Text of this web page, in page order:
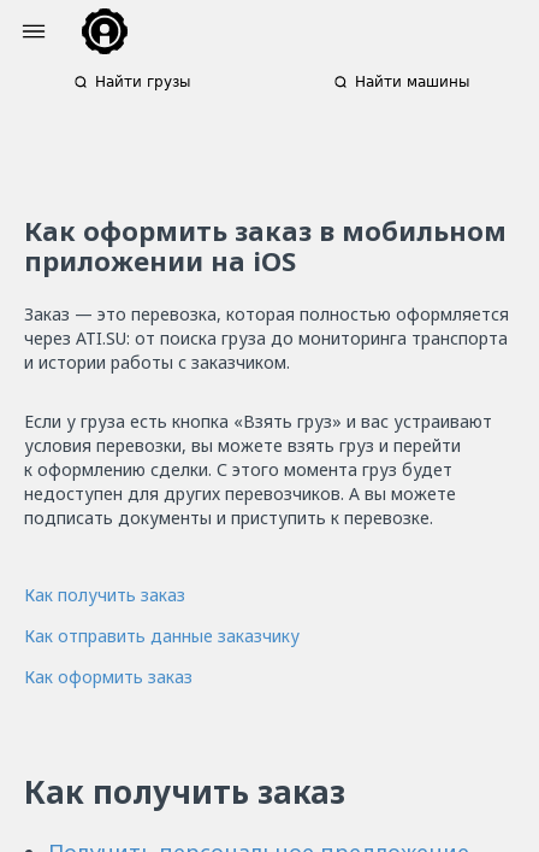
Найти грузы Найти машины
Как оформить заказ в мобильном
приложении на iOS
Заказ — это перевозка, которая полностью оформляется
через ATI.SU: от поиска груза до мониторинга транспорта
и истории работы с заказчиком.
Если у груза есть кнопка «Взять груз» и вас устраивают
условия перевозки, вы можете взять груз и перейти
к оформлению сделки. С этого момента груз будет
недоступен для других перевозчиков. А вы можете
подписать документы и приступить к перевозке.
Как получить заказ
Как отправить данные заказчику
Как оформить заказ
Как получить заказ